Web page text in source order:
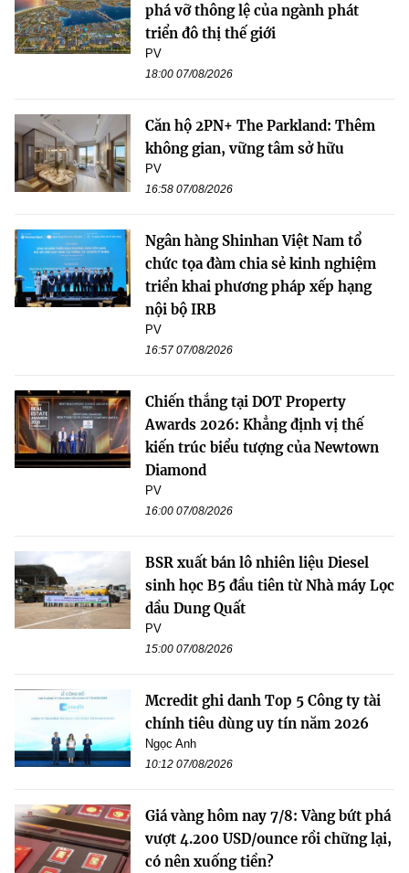
phá vỡ thông lệ của ngành phát
triển đô thị thế giới
PV
18:00 07/08/2026
Căn hộ 2PN+ The Parkland: Thêm
không gian, vững tâm sở hữu
PV
16:58 07/08/2026
Ngân hàng Shinhan Việt Nam tổ
chức tọa đàm chia sẻ kinh nghiệm
triển khai phương pháp xếp hạng
nội bộ IRB
PV
16:57 07/08/2026
Chiến thắng tại DOT Property
Awards 2026: Khẳng định vị thế
kiến trúc biểu tượng của Newtown
Diamond
PV
16:00 07/08/2026
BSR xuất bán lô nhiên liệu Diesel
sinh học B5 đầu tiên từ Nhà máy Lọc
dầu Dung Quất
PV
15:00 07/08/2026
Mcredit ghi danh Top 5 Công ty tài
chính tiêu dùng uy tín năm 2026
Ngọc Anh
10:12 07/08/2026
Giá vàng hôm nay 7/8: Vàng bứt phá
vượt 4.200 USD/ounce rồi chững lại,
có nên xuống tiền?